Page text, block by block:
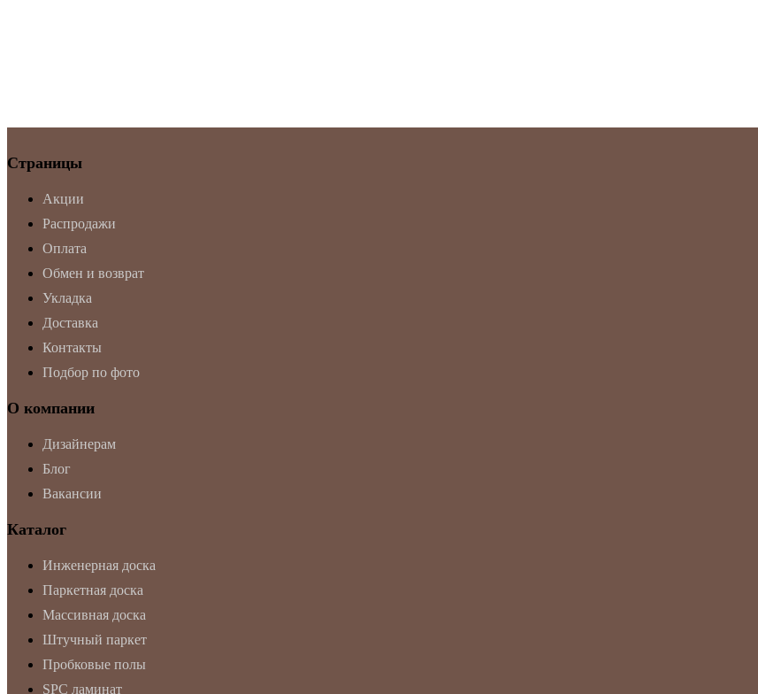
Страницы
Акции
Распродажи
Оплата
Обмен и возврат
Укладка
Доставка
Контакты
Подбор по фото
О компании
Дизайнерам
Блог
Вакансии
Каталог
Инженерная доска
Паркетная доска
Массивная доска
Штучный паркет
Пробковые полы
SPC ламинат